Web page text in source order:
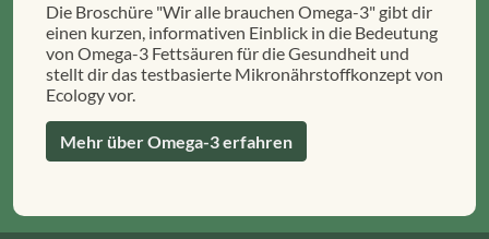
Die Broschüre "Wir alle brauchen Omega-3" gibt dir
einen kurzen, informativen Einblick in die Bedeutung
von Omega-3 Fettsäuren für die Gesundheit und
stellt dir das testbasierte Mikronährstoffkonzept von
Ecology vor.
Mehr über Omega-3 erfahren